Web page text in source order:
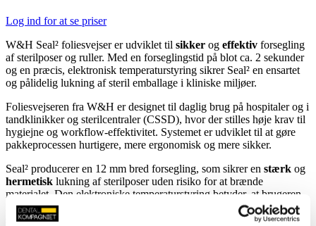
Log ind for at se priser
W&H Seal² foliesvejser er udviklet til sikker og effektiv forsegling
af sterilposer og ruller. Med en forseglingstid på blot ca. 2 sekunder
og en præcis, elektronisk temperaturstyring sikrer Seal² en ensartet
og pålidelig lukning af steril emballage i kliniske miljøer.
Foliesvejseren fra W&H er designet til daglig brug på hospitaler og i
tandklinikker og sterilcentraler (CSSD), hvor der stilles høje krav til
hygiejne og workflow-effektivitet. Systemet er udviklet til at gøre
pakkeprocessen hurtigere, mere ergonomisk og mere sikker.
Seal² producerer en 12 mm bred forsegling, som sikrer en stærk og
hermetisk lukning af sterilposer uden risiko for at brænde
materialet. Den elektroniske temperaturstyring betyder, at brugeren
ikke skal foretage manuelle justeringer, hvilket reducerer fejl og øger
sikkerheden.